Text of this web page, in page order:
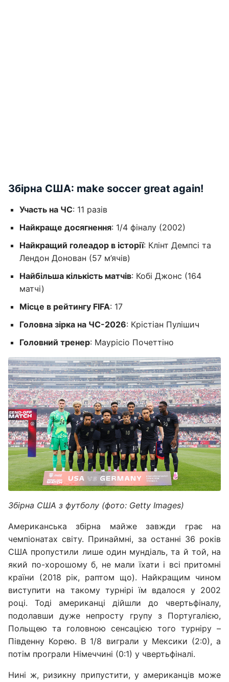
Збірна США: make soccer great again!
Участь на ЧС: 11 разів
Найкраще досягнення: 1/4 фіналу (2002)
Найкращий голеадор в історії: Клінт Демпсі та
Лендон Донован (57 м’ячів)
Найбільша кількість матчів: Кобі Джонс (164
матчі)
Місце в рейтингу FIFA: 17
Головна зірка на ЧС-2026: Крістіан Пулішич
Головний тренер: Маурісіо Почеттіно
Збірна США з футболу (фото: Getty Images)
Американська збірна майже завжди грає на
чемпіонатах світу. Принаймні, за останні 36 років
США пропустили лише один мундіаль, та й той, на
який по-хорошому б, не мали їхати і всі притомні
країни (2018 рік, раптом що). Найкращим чином
виступити на такому турнірі їм вдалося у 2002
році. Тоді американці дійшли до чвертьфіналу,
подолавши дуже непросту групу з Португалією,
Польщею та головною сенсацією того турніру –
Південну Корею. В 1/8 виграли у Мексики (2:0), а
потім програли Німеччині (0:1) у чвертьфіналі.
Нині ж, ризикну припустити, у американців може